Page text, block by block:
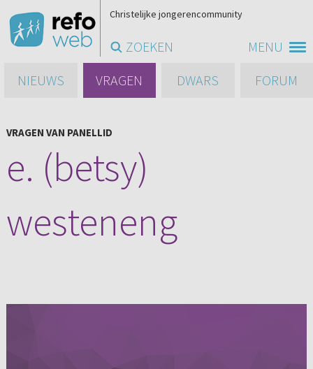
MENU
Christelijke jongerencommunity
ZOEKEN
NIEUWS
VRAGEN DWARS FORUM
VRAGEN VAN PANELLID
e. (betsy)
westeneng